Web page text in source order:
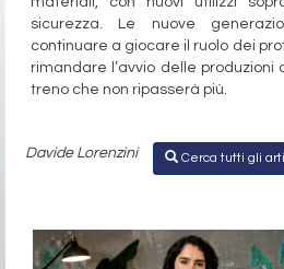
sicurezza. Le nuove
continuare a giocare il ruolo dei
rimandare l’avvio delle produzioni
treno che non ripasserà più.
Davide Lorenzini Cerca tutti gli